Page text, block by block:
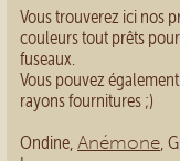
Vous trouverez ici nos
couleurs tout prêts
fuseaux.
Vous pouvez
rayons fournitures ;)
Ondine, Anémone,